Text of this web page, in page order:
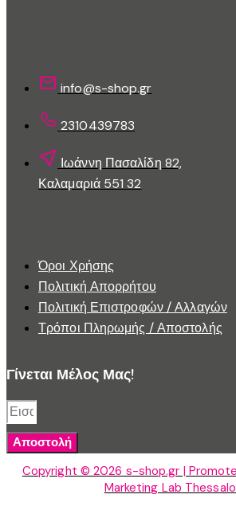
του
info@s-shop.gr
2310439783
Ιωάννη Πασαλίδη 82,
Καλαμαριά 551 32
Όροι Χρήσης
Πολιτική Απορρήτου
Πολιτική Επιστροφών / Αλλαγών
Τρόποι Πληρωμής / Αποστολής
Γίνεται Μέλος Μας!
Αποστολή
Copyright © 2026 s-shop.gr |
Marketing Lab